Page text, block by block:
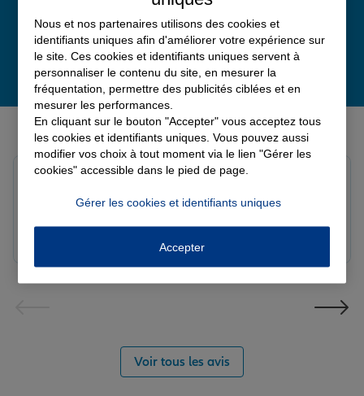
Derniers avis de nos agences Allianz
Le 06/08/2026 - Agence SOURDEVAL
louna p.
Voir tous les avis
Nous et nos partenaires utilisons des cookies et
identifiants uniques afin d'améliorer votre expérience sur
le site. Ces cookies et identifiants uniques servent à
personnaliser le contenu du site, en mesurer la
fréquentation, permettre des publicités ciblées et en
mesurer les performances.
En cliquant sur le bouton "Accepter" vous acceptez tous
les cookies et identifiants uniques. Vous pouvez aussi
modifier vos choix à tout moment via le lien "Gérer les
cookies" accessible dans le pied de page.
Gérer les cookies et identifiants uniques
Accepter